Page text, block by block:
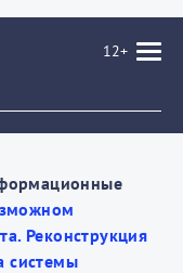
12+
Реконструкция
системы